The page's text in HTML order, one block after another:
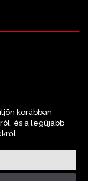
korábban
és a legújabb